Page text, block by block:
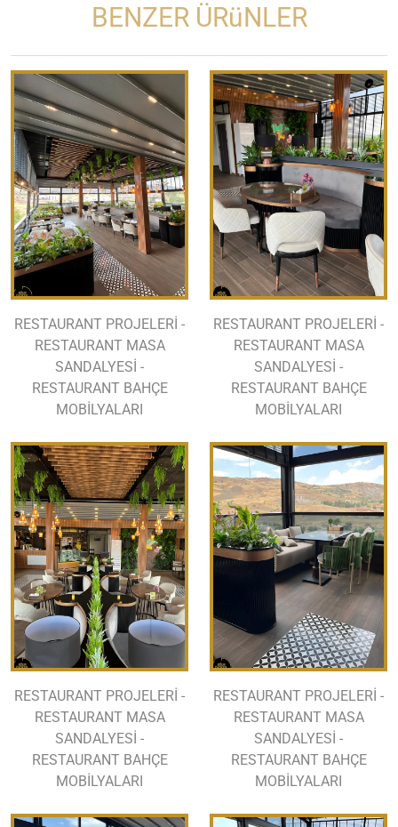
BENZER ÜRüNLER
RESTAURANT PROJELERİ -
RESTAURANT MASA
SANDALYESİ -
RESTAURANT BAHÇE
MOBİLYALARI
RESTAURANT PROJELERİ -
RESTAURANT MASA
SANDALYESİ -
RESTAURANT BAHÇE
MOBİLYALARI
RESTAURANT PROJELERİ -
RESTAURANT MASA
SANDALYESİ -
RESTAURANT BAHÇE
MOBİLYALARI
RESTAURANT PROJELERİ -
RESTAURANT MASA
SANDALYESİ -
RESTAURANT BAHÇE
MOBİLYALARI